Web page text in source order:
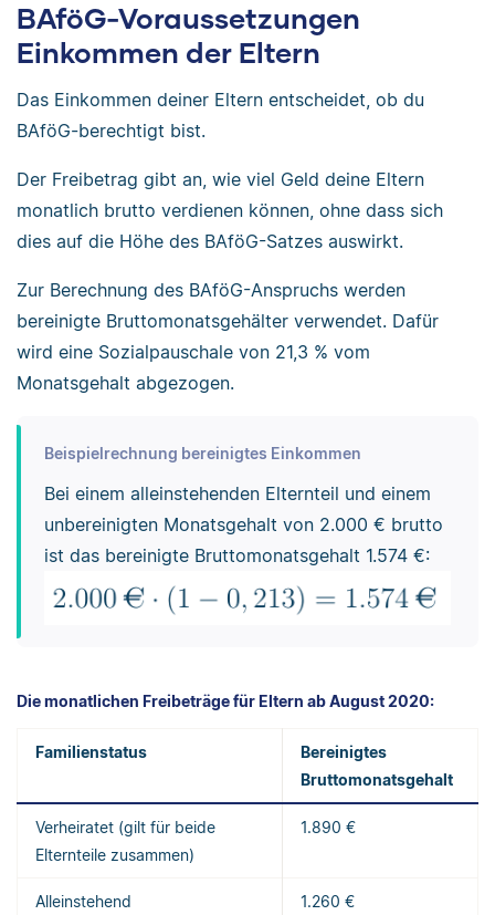
BAföG-Voraussetzungen
Einkommen der Eltern
Das Einkommen deiner Eltern entscheidet, ob du
BAföG-berechtigt bist.
Der Freibetrag gibt an, wie viel Geld deine Eltern
monatlich brutto verdienen können, ohne dass sich
dies auf die Höhe des BAföG-Satzes auswirkt.
Zur Berechnung des BAföG-Anspruchs werden
bereinigte Bruttomonatsgehälter verwendet. Dafür
wird eine Sozialpauschale von 21,3 % vom
Monatsgehalt abgezogen.
Beispielrechnung bereinigtes Einkommen
Bei einem alleinstehenden Elternteil und einem
unbereinigten Monatsgehalt von 2.000 € brutto
ist das bereinigte Bruttomonatsgehalt 1.574 €:
Die monatlichen Freibeträge für Eltern ab August 2020:
Familienstatus
Bereinigtes
Bruttomonatsgehalt
Verheiratet (gilt für beide
Elternteile zusammen)
1.890 €
Alleinstehend 1.260 €